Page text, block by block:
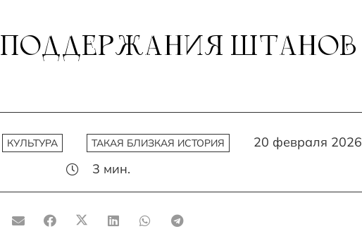
ПОДДЕРЖАНИЯ ШТАНОВ
КУЛЬТУРА ТАКАЯ БЛИЗКАЯ ИСТОРИЯ
20 февраля 2026
3 мин.